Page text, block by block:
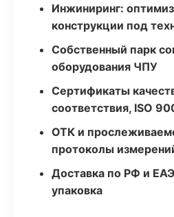
Инжиниринг:
конструкции под
Собственный парк
оборудования ЧПУ
Сертификаты
соответствия, ISO
ОТК и
протоколы
Доставка по РФ и
упаковка